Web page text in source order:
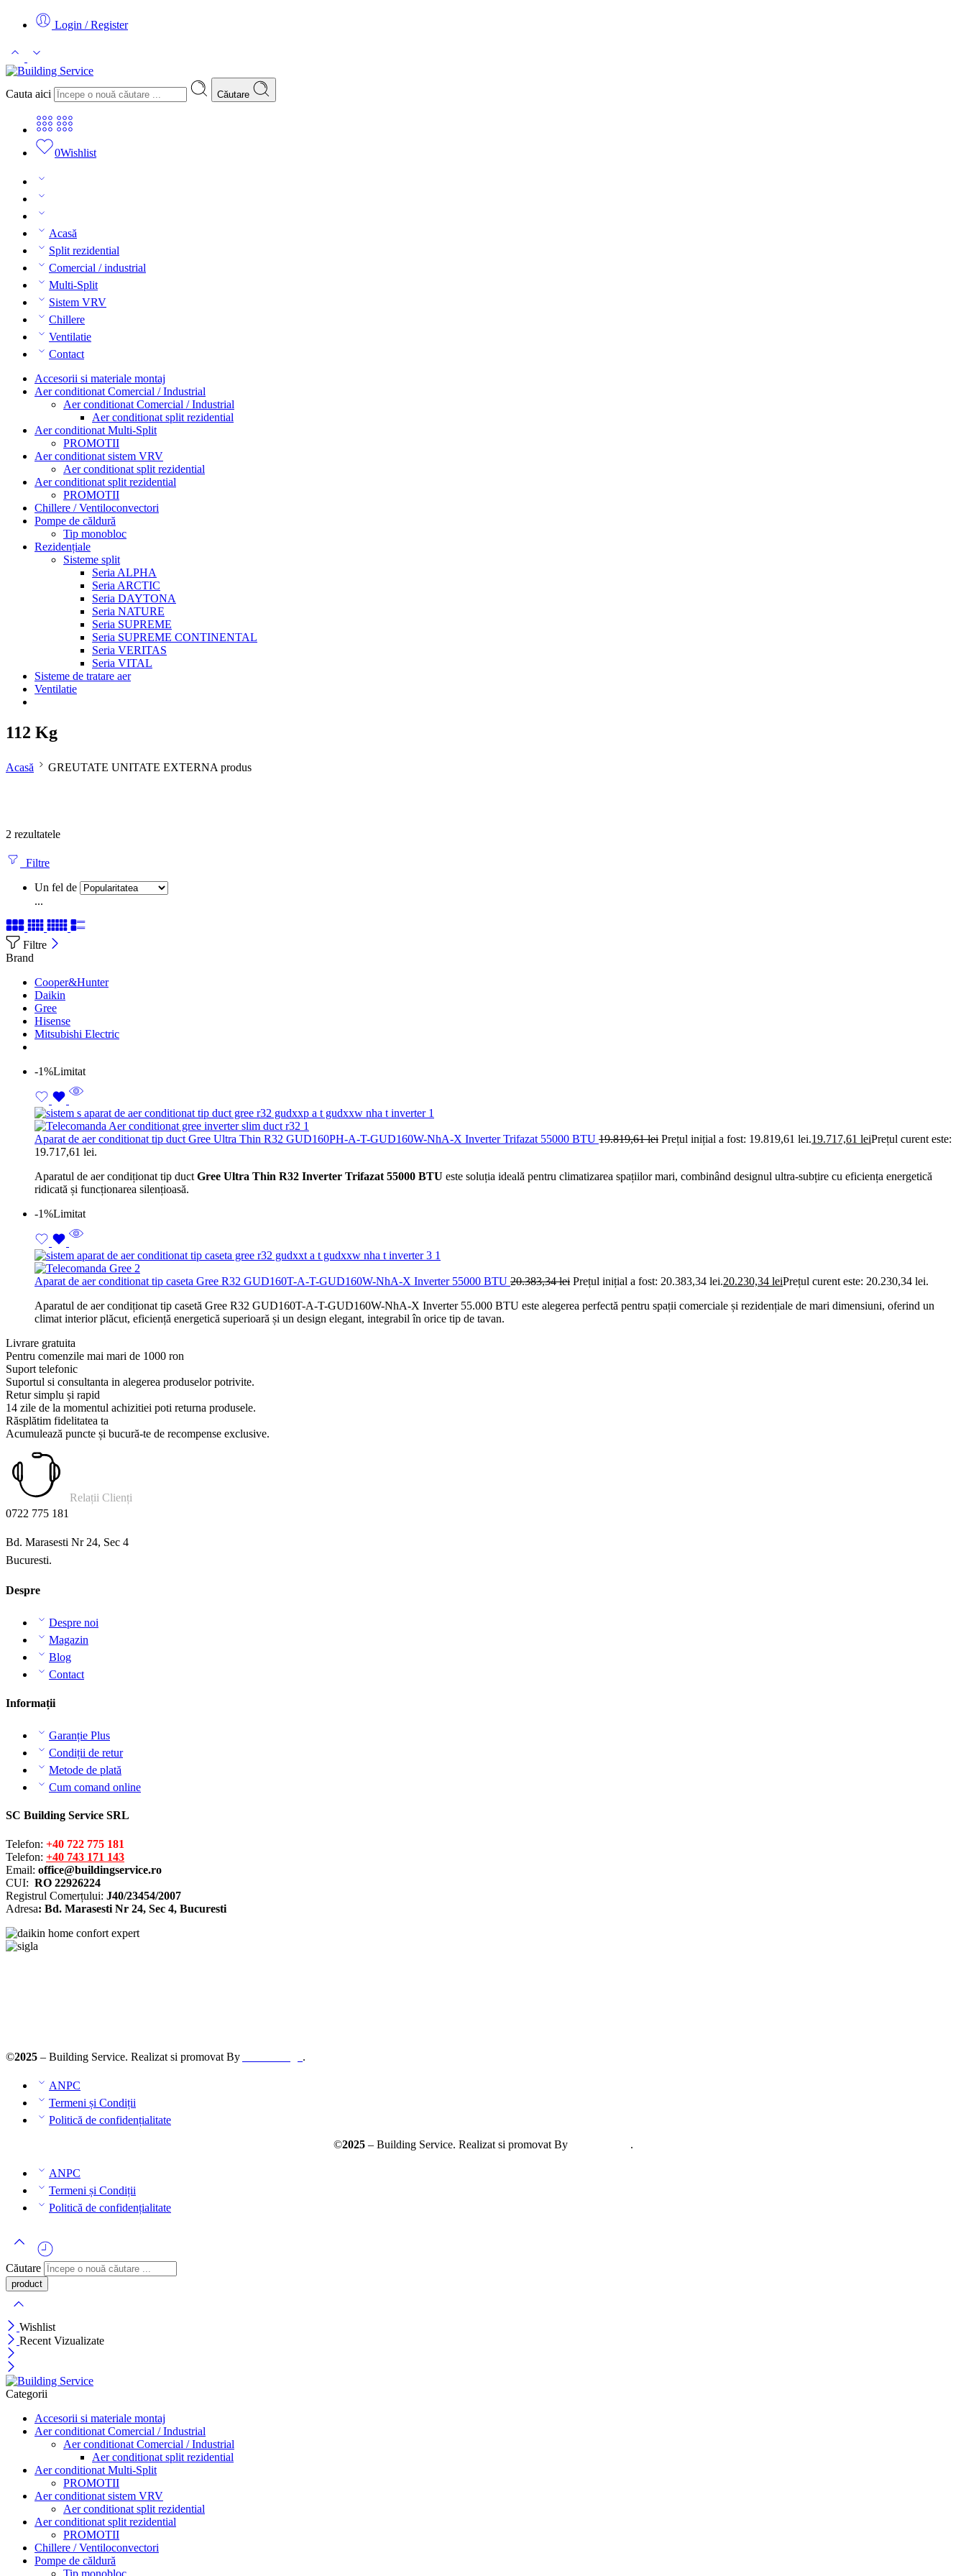
Login / Register
Cauta aici Căutare
0Wishlist
Acasă
Split rezidential
Comercial / industrial
Multi-Split
Sistem VRV
Chillere
Ventilatie
Contact
Accesorii si materiale montaj
Aer conditionat Comercial / Industrial
Aer conditionat Comercial / Industrial
Aer conditionat split rezidential
Aer conditionat Multi-Split
PROMOTII
Aer conditionat sistem VRV
Aer conditionat split rezidential
Aer conditionat split rezidential
PROMOTII
Chillere / Ventiloconvectori
Pompe de căldură
Tip monobloc
Rezidențiale
Sisteme split
Seria ALPHA
Seria ARCTIC
Seria DAYTONA
Seria NATURE
Seria SUPREME
Seria SUPREME CONTINENTAL
Seria VERITAS
Seria VITAL
Sisteme de tratare aer
Ventilatie
112 Kg
Acasă GREUTATE UNITATE EXTERNA produs
2 rezultatele
Filtre
Un fel de
...
Filtre
Brand
Cooper&Hunter
Daikin
Gree
Hisense
Mitsubishi Electric
-1%Limitat
Aparat de aer conditionat tip duct Gree Ultra Thin R32 GUD160PH-A-T-GUD160W-NhA-X Inverter Trifazat 55000 BTU 19.819,61lei Prețul inițial a fost: 19.819,61 lei.19.717,61 leiPrețul curent este:
19.717,61 lei.
Aparatul de aer condiționat tip duct Gree Ultra Thin R32 Inverter Trifazat 55000 BTU este soluția ideală pentru climatizarea spațiilor mari, combinând designul ultra-subțire cu eficiența energetică
ridicată și funcționarea silențioasă.
-1%Limitat
Aparat de aer conditionat tip caseta Gree R32 GUD160T-A-T-GUD160W-NhA-X Inverter 55000 BTU 20.383,34lei Prețul inițial a fost: 20.383,34 lei.20.230,34 leiPrețul curent este: 20.230,34 lei.
Aparatul de aer condiționat tip casetă Gree R32 GUD160T-A-T-GUD160W-NhA-X Inverter 55.000 BTU este alegerea perfectă pentru spații comerciale și rezidențiale de mari dimensiuni, oferind un
climat interior plăcut, eficiență energetică superioară și un design elegant, integrabil în orice tip de tavan.
Livrare gratuita
Pentru comenzile mai mari de 1000 ron
Suport telefonic
Suportul si consultanta in alegerea produselor potrivite.
Retur simplu și rapid
14 zile de la momentul achizitiei poti returna produsele.
Răsplătim fidelitatea ta
Acumulează puncte și bucură-te de recompense exclusive.
Relații Clienți
0722 775 181
Bd. Marasesti Nr 24, Sec 4
Bucuresti.
Despre
Despre noi
Magazin
Blog
Contact
Informații
Garanție Plus
Condiții de retur
Metode de plată
Cum comand online
SC Building Service SRL
Telefon: +40 722 775 181
Telefon: +40 743 171 143
Email: office@buildingservice.ro
CUI: RO 22926224
Registrul Comerțului: J40/23454/2007
Adresa: Bd. Marasesti Nr 24, Sec 4, Bucuresti
©2025 – Building Service. Realizat si promovat By .
ANPC
Termeni și Condiții
Politică de confidențialitate
©2025– Building Service. Realizat si promovat By .
ANPC
Termeni și Condiții
Politică de confidențialitate
Căutare
Wishlist
Recent Vizualizate
Categorii
Accesorii si materiale montaj
Aer conditionat Comercial / Industrial
Aer conditionat Comercial / Industrial
Aer conditionat split rezidential
Aer conditionat Multi-Split
PROMOTII
Aer conditionat sistem VRV
Aer conditionat split rezidential
Aer conditionat split rezidential
PROMOTII
Chillere / Ventiloconvectori
Pompe de căldură
Tip monobloc